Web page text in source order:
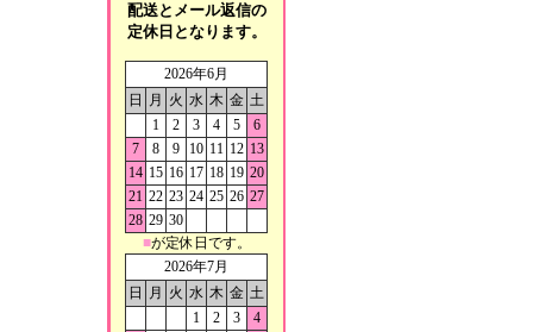
配送とメール返信の
定休日となります。
2026年6月
日
月 火 水 木 金 土
1
2 3 4 5
6
7
8 9 10 11 12 13
14 15 16 17 18 19 20
21 22 23 24 25 26 27
28 29 30
■が定休日です。
2026年7月
日
月 火 水 木 金 土
1
2 3
4